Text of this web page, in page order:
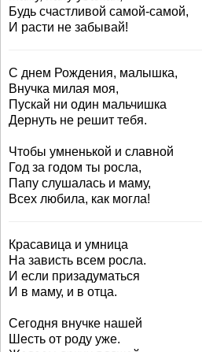
Будь счастливой самой-самой,
И расти не забывай!
С днем Рождения, малышка,
Внучка милая моя,
Пускай ни один мальчишка
Дернуть не решит тебя.
Чтобы умненькой и славной
Год за годом ты росла,
Папу слушалась и маму,
Всех любила, как могла!
Красавица и умница
На зависть всем росла.
И если призадуматься
И в маму, и в отца.
Сегодня внучке нашей
Шесть от роду уже.